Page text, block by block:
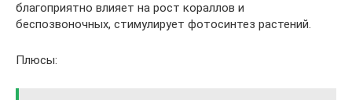
благоприятно влияет на рост кораллов и
беспозвоночных, стимулирует фотосинтез растений.
Плюсы: